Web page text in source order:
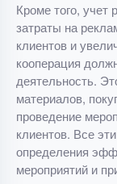
Кроме того, учет
затраты на
клиентов и
кооперация
деятельность.
материалов,
проведение
клиентов. Все
определения
мероприятий и